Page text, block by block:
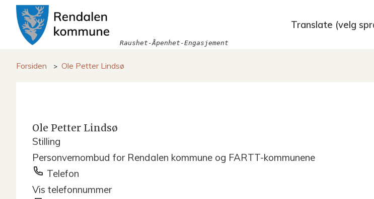
kommune
Raushet-Åpenhet-Engasjement
Translate (velg
Du
Forsiden Ole Petter Lindsø
Ole Petter Lindsø
Stilling
Personvernombud for Rendalen kommune og FARTT-kommunene
Telefon
Vis telefonnummer